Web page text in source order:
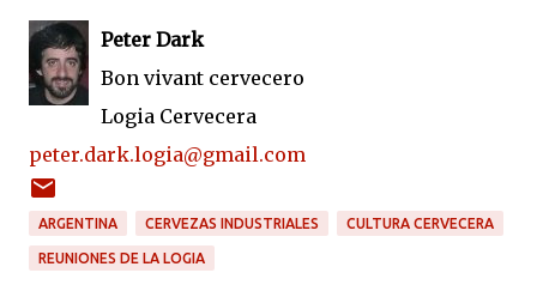
Peter Dark
Bon vivant cervecero
Logia Cervecera
peter.dark.logia@gmail.com
ARGENTINA CERVEZAS INDUSTRIALES CULTURA CERVECERA
REUNIONES DE LA LOGIA